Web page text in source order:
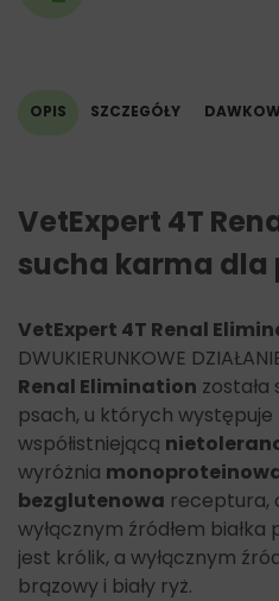
OPIS SZCZEGÓŁY
VetExpert 4T
sucha karma dla
VetExpert 4T Renal
DWUKIERUNKOWE
Renal Elimination
psach, u których występuje
współistniejącą
wyróżnia
bezglutenowa receptura,
wyłącznym źródłem
jest królik, a wyłącznym
brązowy i biały ryż.